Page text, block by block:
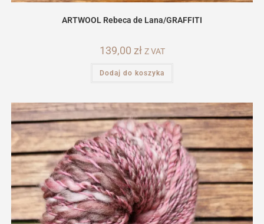
ARTWOOL Rebeca de Lana/GRAFFITI
139,00 zł Z VAT
Dodaj do koszyka